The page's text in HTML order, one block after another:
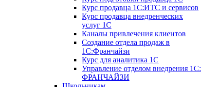
Курс продавца 1С:ИТС и сервисов
Курс продавца внедренческих
услуг 1С
Каналы привлечения клиентов
Создание отдела продаж в
1С:Франчайзи
Курс для аналитика 1С
Управление отделом внедрения 1С:
ФРАНЧАЙЗИ